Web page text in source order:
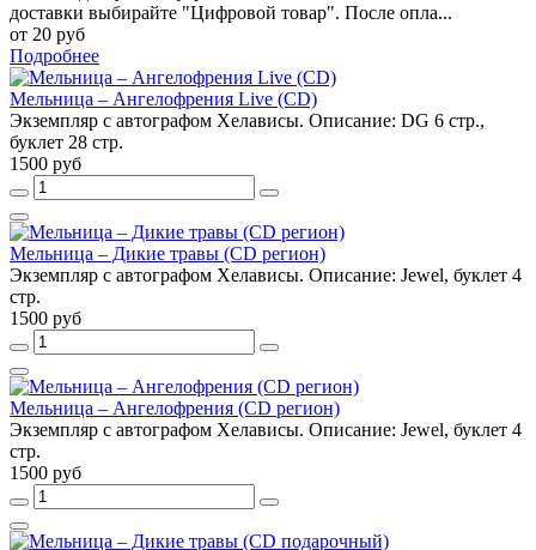
доставки выбирайте "Цифровой товар". После опла...
от 20 руб
Подробнее
Мельница – Ангелофрения Live (CD)
Экземпляр с автографом Хелависы. Описание: DG 6 стр.,
буклет 28 стр.
1500 руб
Мельница – Дикие травы (CD регион)
Экземпляр с автографом Хелависы. Описание: Jewel, буклет 4
стр.
1500 руб
Мельница – Ангелофрения (CD регион)
Экземпляр с автографом Хелависы. Описание: Jewel, буклет 4
стр.
1500 руб